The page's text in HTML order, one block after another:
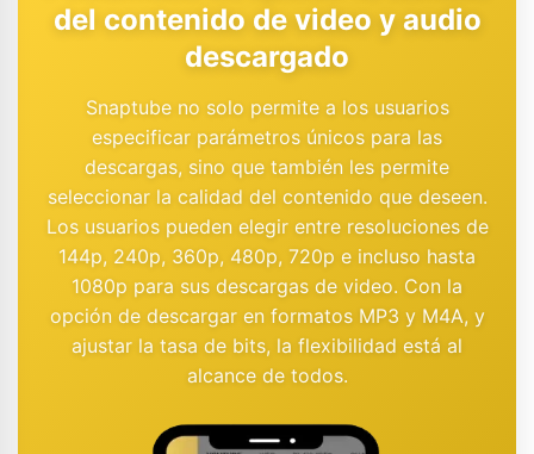
del contenido de video y audio
descargado
Snaptube no solo permite a los usuarios
especificar parámetros únicos para las
descargas, sino que también les permite
seleccionar la calidad del contenido que deseen.
Los usuarios pueden elegir entre resoluciones de
144p, 240p, 360p, 480p, 720p e incluso hasta
1080p para sus descargas de video. Con la
opción de descargar en formatos MP3 y M4A, y
ajustar la tasa de bits, la flexibilidad está al
alcance de todos.